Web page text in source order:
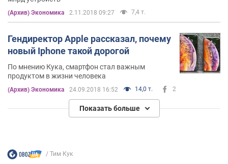
(Архив) Экономика 2.11.2018 09:27 7,4 т.
Гендиректор Apple рассказал, почему
новый Iрhone такой дорогой
По мнению Кука, смартфон стал важным
продуктом в жизни человека
(Архив) Экономика 24.09.2018 16:52 14,0 т. 2
Показать больше
Тим Кук